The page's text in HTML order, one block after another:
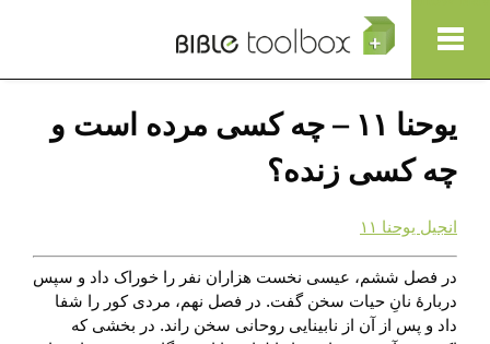
رفتن به محتوای اصلی
یوحنا ۱۱ – چه کسی مرده است و
چه کسی زنده؟
انجیل یوحنا ۱۱
در فصل ششم، عیسی نخست هزاران نفر را خوراک داد و سپس
دربارهٔ نانِ حیات سخن گفت. در فصل نهم، مردی کور را شفا
داد و پس از آن از نابینایی روحانی سخن راند. در بخشی که